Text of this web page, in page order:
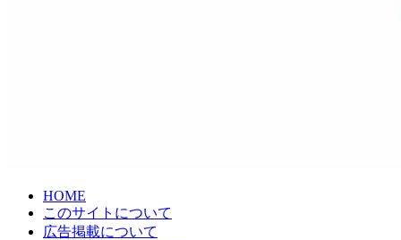
HOME
このサイトについて
広告掲載について